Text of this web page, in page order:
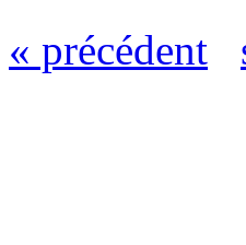
« précédent